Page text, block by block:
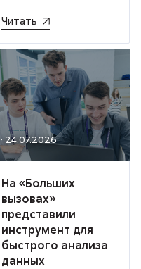
Читать
· 24.07.2026
На «Больших
вызовах»
представили
инструмент для
быстрого анализа
данных